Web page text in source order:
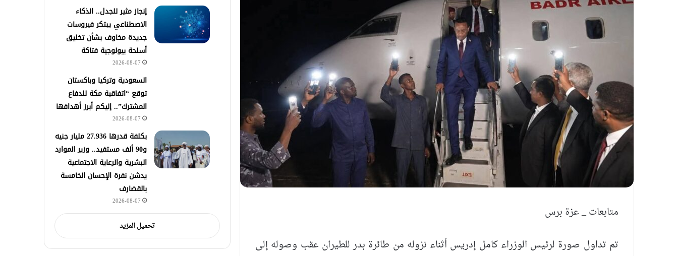
متابعات _ عزة برس
تم تداول صورة لرئيس الوزراء كامل إدريس أثناء نزوله من طائرة بدر للطيران عقب وصوله إلى
إنجاز مثير للجدل.. الذكاء
الاصطناعي يبتكر فيروسات
جديدة مخاوف بشأن تخليق
أسلحة بيولوجية فتاكة
2026-08-07
السعودية وتركيا وباكستان
توقع “اتفاقية مكة للدفاع
المشترك”.. إليكم أبرز أهدافها
2026-08-07
​بكلفة قدرها 27.936 مليار جنيه
و90 ألف مستفيد.. وزير الموارد
البشرية والرعاية الاجتماعية
يدشن نفرة الإحسان الخامسة
بالقضارف
2026-08-07
تحميل المزيد